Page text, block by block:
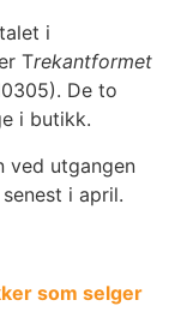
i
Trekantformet
De to
i butikk.
ved utgangen
i april.
som selger